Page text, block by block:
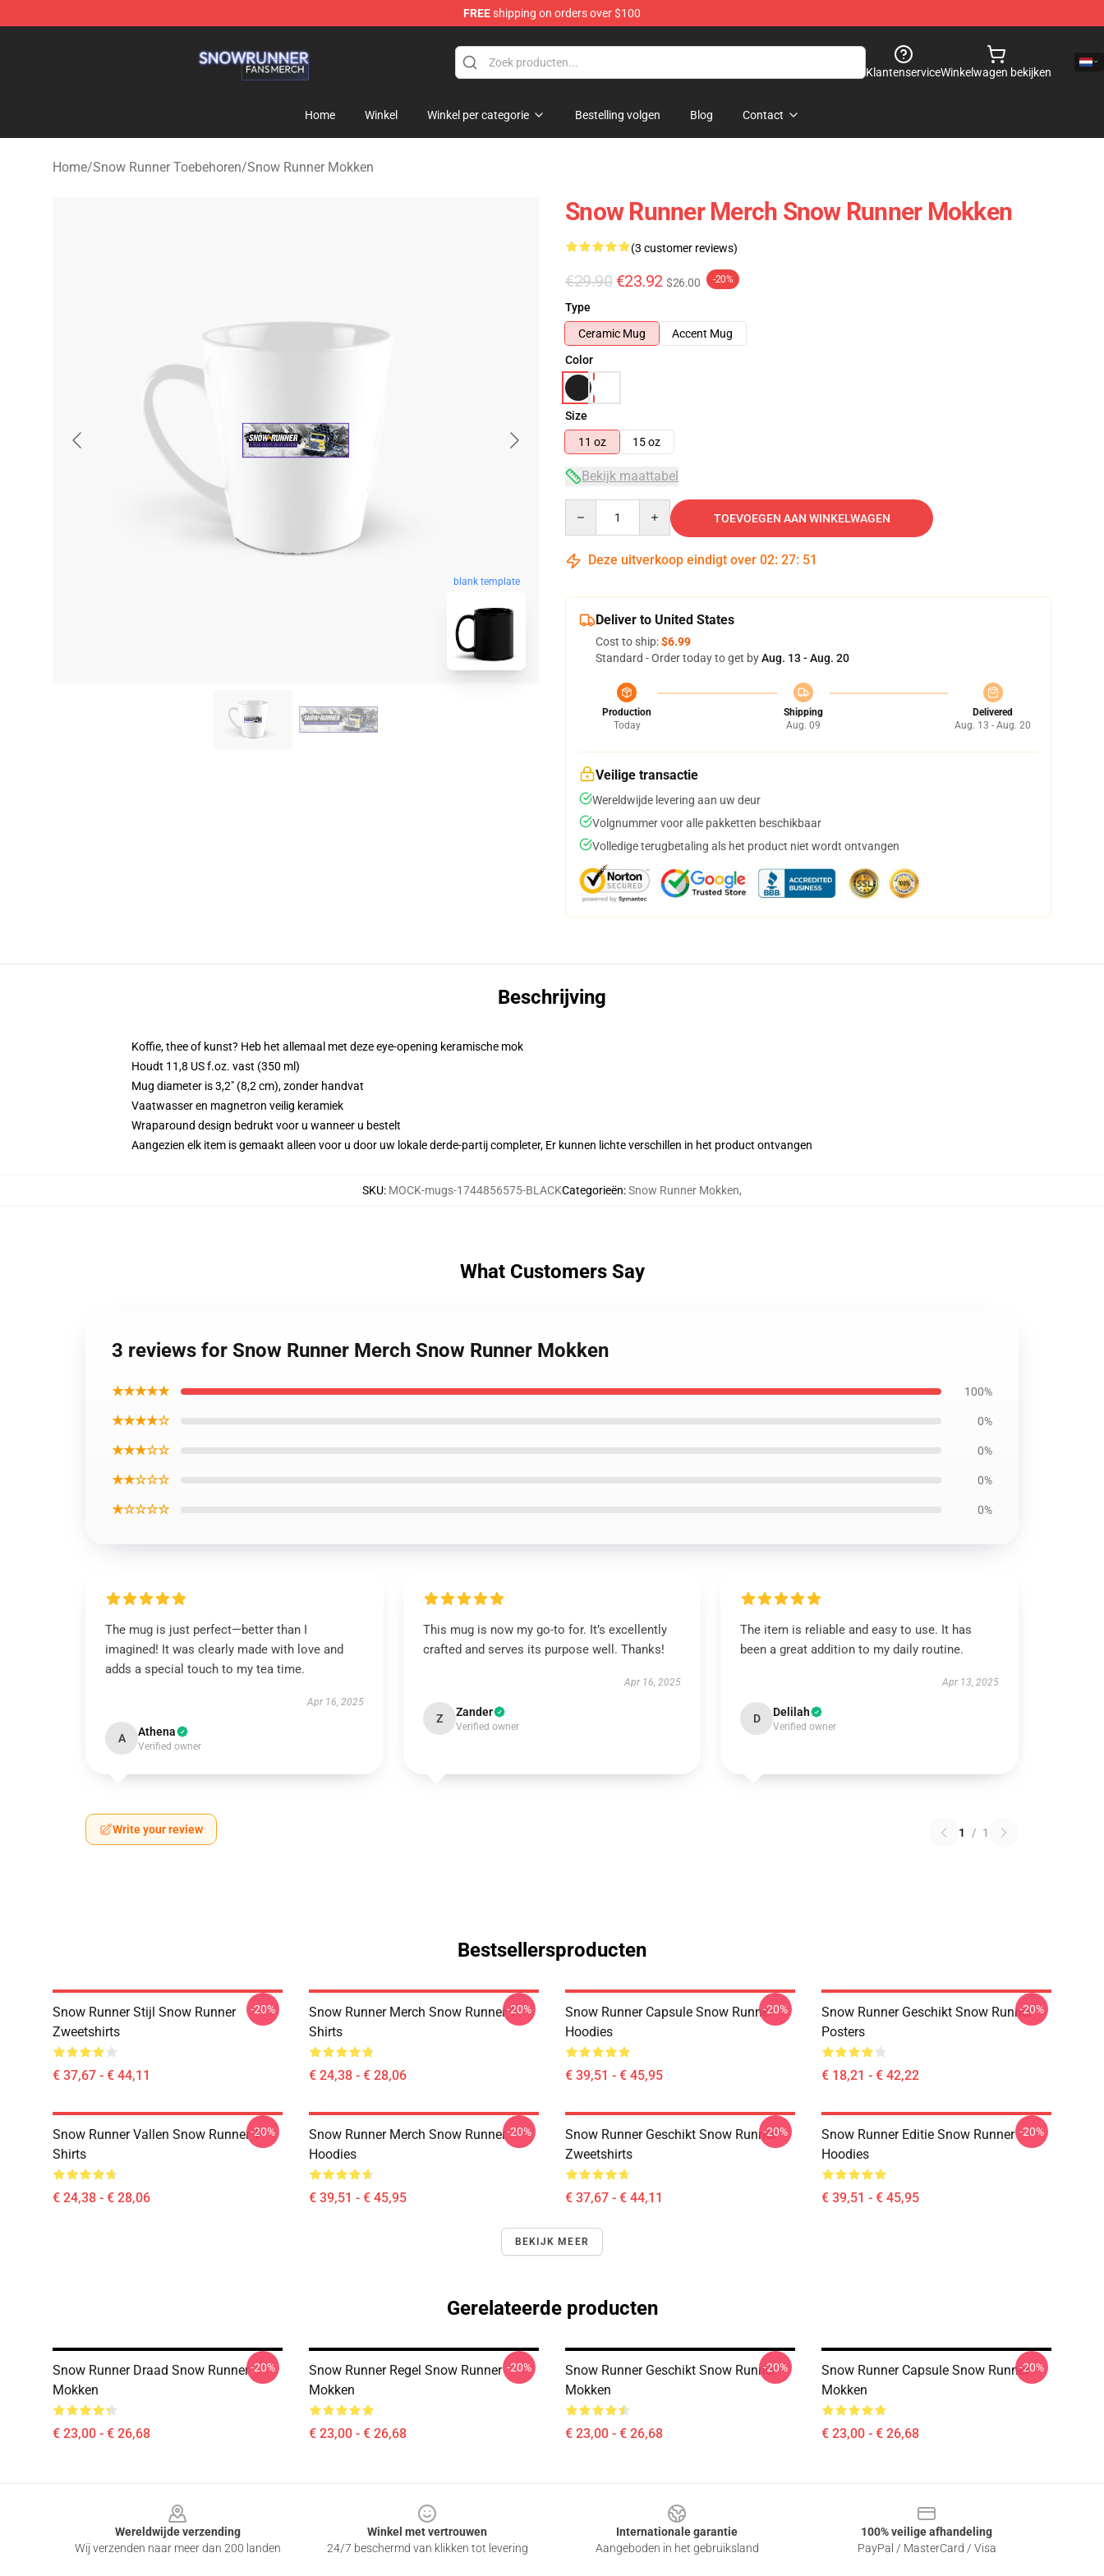
FREEshipping on orders over $100
KlantenserviceWinkelwagen bekijken
Home Winkel Winkel per categorie Bestelling volgen Blog Contact
Home/Snow Runner Toebehoren/Snow Runner Mokken
blank template
Snow Runner Merch Snow Runner Mokken
(3 customer reviews)
€29.90 €23.92 $26.00 -20%
Type
Ceramic Mug
Accent Mug
Color
Size
11 oz
15 oz
Bekijk maattabel
TOEVOEGEN AAN WINKELWAGEN
Deze uitverkoop eindigt over 02: 27: 51
Deliver to United States
Cost to ship:$6.99
Standard - Order today to get byAug. 13 - Aug. 20
Production
Today
Shipping
Aug. 09
Delivered
Aug. 13 - Aug. 20
Veilige transactie
Wereldwijde levering aan uw deur
Volgnummer voor alle pakketten beschikbaar
Volledige terugbetaling als het product niet wordt ontvangen
Beschrijving
Koffie, thee of kunst? Heb het allemaal met deze eye-opening keramische mok
Houdt 11,8 US f.oz. vast (350 ml)
Mug diameter is 3,2" (8,2 cm), zonder handvat
Vaatwasser en magnetron veilig keramiek
Wraparound design bedrukt voor u wanneer u bestelt
Aangezien elk item is gemaakt alleen voor u door uw lokale derde-partij completer, Er kunnen lichte verschillen in het product ontvangen
SKU: MOCK-mugs-1744856575-BLACKCategorieën:Snow Runner Mokken,
What Customers Say
3 reviews for Snow Runner Merch Snow Runner Mokken
★★★★★ 100%
★★★★☆ 0%
★★★☆☆ 0%
★★☆☆☆ 0%
★☆☆☆☆ 0%
The mug is just perfect—better than I
imagined! It was clearly made with love and
adds a special touch to my tea time.
Apr 16, 2025
A Athena
Verified owner
This mug is now my go-to for. It’s excellently
crafted and serves its purpose well. Thanks!
Apr 16, 2025
Z Zander
Verified owner
The item is reliable and easy to use. It has
been a great addition to my daily routine.
Apr 13, 2025
D Delilah
Verified owner
Write your review 1 / 1
Bestsellersproducten
Snow Runner Stijl Snow Runner
Zweetshirts
€ 37,67 - € 44,11
-20%
Snow Runner Merch Snow Runner T-
Shirts
€ 24,38 - € 28,06
-20%
Snow Runner Capsule Snow Runner
Hoodies
€ 39,51 - € 45,95
-20%
Snow Runner Geschikt Snow Runner
Posters
€ 18,21 - € 42,22
-20%
Snow Runner Vallen Snow Runner T-
Shirts
€ 24,38 - € 28,06
-20%
Snow Runner Merch Snow Runner
Hoodies
€ 39,51 - € 45,95
-20%
Snow Runner Geschikt Snow Runner
Zweetshirts
€ 37,67 - € 44,11
-20%
Snow Runner Editie Snow Runner
Hoodies
€ 39,51 - € 45,95
-20%
BEKIJK MEER
Gerelateerde producten
Snow Runner Draad Snow Runner
Mokken
€ 23,00 - € 26,68
-20%
Snow Runner Regel Snow Runner
Mokken
€ 23,00 - € 26,68
-20%
Snow Runner Geschikt Snow Runner
Mokken
€ 23,00 - € 26,68
-20%
Snow Runner Capsule Snow Runner
Mokken
€ 23,00 - € 26,68
-20%
Wereldwijde verzending
Wij verzenden naar meer dan 200 landen
Winkel met vertrouwen
24/7 beschermd van klikken tot levering
Internationale garantie
Aangeboden in het gebruiksland
100% veilige afhandeling
PayPal / MasterCard / Visa